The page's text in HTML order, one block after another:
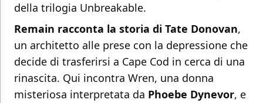
della trilogia Unbreakable.
Remain racconta la storia di Tate Donovan,
un architetto alle prese con la depressione che
decide di trasferirsi a Cape Cod in cerca di una
rinascita. Qui incontra Wren, una donna
misteriosa interpretata da Phoebe Dynevor, e